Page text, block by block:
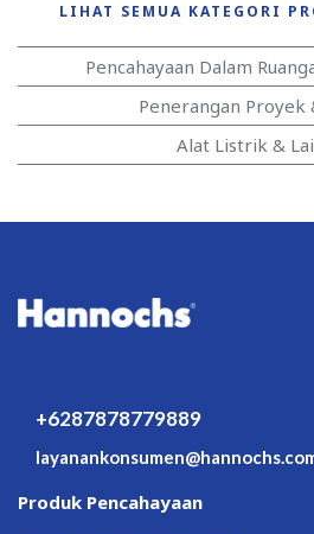
LIHAT SEMUA KATEGORI
Pencahayaan Dalam
Penerangan Proyek
Alat Listrik &
+6287878779889
Produk Pencahayaan